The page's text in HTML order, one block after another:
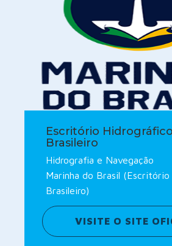
Escritório Hidrográfico
Brasileiro
Hidrografia e Navegação
Marinha do Brasil
Brasileiro)
VISITE O SITE